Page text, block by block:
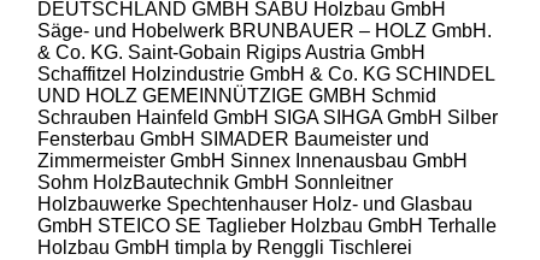
DEUTSCHLAND GMBH SÄBU Holzbau GmbH
Säge- und Hobelwerk BRUNBAUER – HOLZ GmbH.
& Co. KG. Saint-Gobain Rigips Austria GmbH
Schaffitzel Holzindustrie GmbH & Co. KG SCHINDEL
UND HOLZ GEMEINNÜTZIGE GMBH Schmid
Schrauben Hainfeld GmbH SIGA SIHGA GmbH Silber
Fensterbau GmbH SIMADER Baumeister und
Zimmermeister GmbH Sinnex Innenausbau GmbH
Sohm HolzBautechnik GmbH Sonnleitner
Holzbauwerke Spechtenhauser Holz- und Glasbau
GmbH STEICO SE Taglieber Holzbau GmbH Terhalle
Holzbau GmbH timpla by Renggli Tischlerei